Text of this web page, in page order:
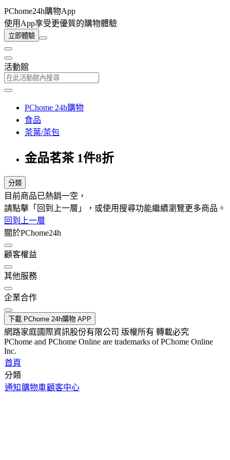
PChome24h購物App
使用App享受更優質的購物體驗
立即體驗
活動館
PChome 24h購物
食品
茶葉/茶包
金品茗茶 1件8折
分類
目前商品已熱銷一空，
請點擊「回到上一層」，或使用搜尋功能繼續瀏覽更多商品。
回到上一層
關於PChome24h
顧客權益
其他服務
企業合作
下載 PChome 24h購物 APP
網路家庭國際資訊股份有限公司 版權所有 轉載必究
PChome and PChome Online are trademarks of PChome Online
Inc.
首頁
分類
通知 購物車顧客中心